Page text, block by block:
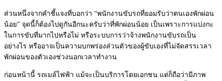
ส่วนหนึ่งจากคำชี้แจงที่บอกว่า “พนักงานขับรถที่ยอมรับว่าตนเองพักผ่อน
น้อย” จุดนี้ก็ต้องไปดูกันอีกนะครับว่าที่พักผ่อนน้อย เป็นเพราะการแบ่งกะ
ในการขับที่มากไปหรือไม่ หรือระบบการว่าจ้างพนักงานขับรถเป็น
อย่างไร หรืออาจเป็นความบกพร่องส่วนตัวของผู้ขับเองที่ไม่จัดสรรเวลา
พักผ่อนของตัวเองช่วงนอกเวลาทำงาน
ก่อนหน้านี้ รถเมล์ไฟฟ้า แม้จะเป็นบริการโดยเอกชน แต่ก็ถือว่ามีภาพ